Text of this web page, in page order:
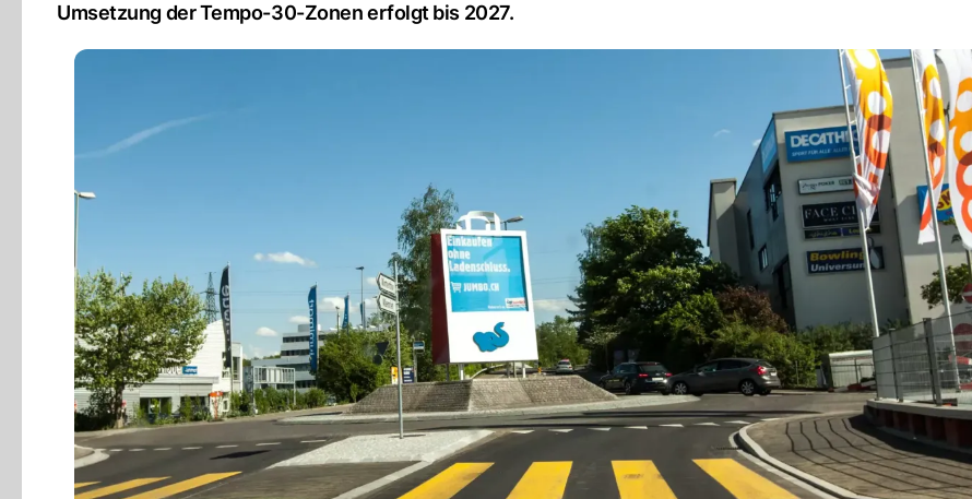
Umsetzung der Tempo-30-Zonen erfolgt bis 2027.